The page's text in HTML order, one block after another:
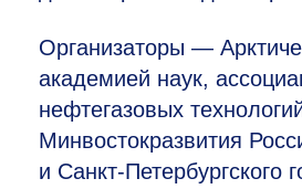
Организаторы —
академией наук,
нефтегазовых
Минвостокразвития
и Санкт-